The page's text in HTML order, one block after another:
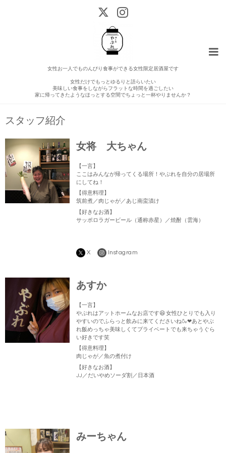
女性お一人でものんびり食事ができる女性限定居酒屋です
女性だけでもっとゆるりと語らいたい
美味しい食事をしながらフラットな時間を過ごしたい
家に帰ってきたようなほっとする空間でちょっと一杯やりませんか？
スタッフ紹介
女将 大ちゃん
【一言】
ここはみんなが帰ってくる場所！やぶれを自分の居場所
にしてね！
【得意料理】
筑前煮／肉じゃが／あじ南蛮漬け
【好きなお酒】
サッポロラガービール（通称赤星）／焼酎（雲海）
X Instagram
あすか
【一言】
やぶれはアットホームなお店です😆 女性ひとりでも入り
やすいのでふらっと飲みに来てくださいね🍶❤あとやぶ
れ飯めっちゃ美味しくてプライベートでも来ちゃうぐら
い好きです笑
【得意料理】
肉じゃが／魚の煮付け
【好きなお酒】
JJ／だいやめソーダ割／日本酒
みーちゃん